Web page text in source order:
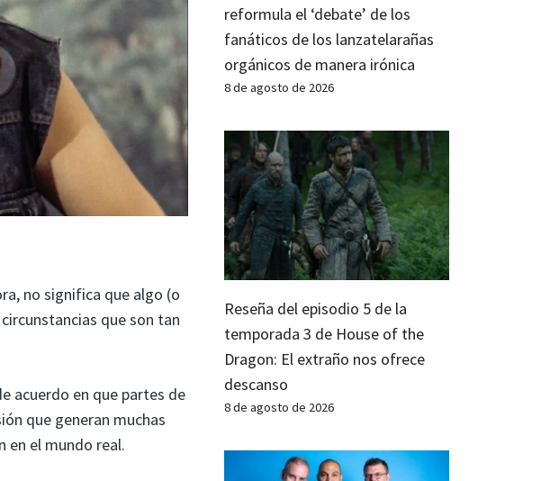
no significa que algo (o
que son tan
acuerdo en que partes de
que generan muchas
en el mundo real.
reformula el ‘debate’ de los
fanáticos de los lanzatelarañas
orgánicos de manera irónica
8 de agosto de 2026
Reseña del episodio 5 de la
temporada 3 de House of the
Dragon: El extraño nos ofrece
descanso
8 de agosto de 2026